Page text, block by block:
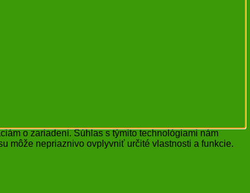
o zariadení. Súhlas s týmito technológiami nám
môže nepriaznivo ovplyvniť určité vlastnosti a funkcie.